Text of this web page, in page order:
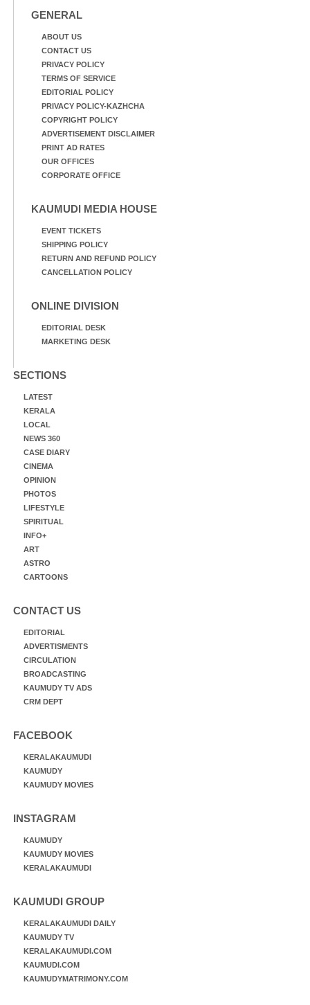
GENERAL
ABOUT US
CONTACT US
PRIVACY POLICY
TERMS OF SERVICE
EDITORIAL POLICY
PRIVACY POLICY-KAZHCHA
COPYRIGHT POLICY
ADVERTISEMENT DISCLAIMER
PRINT AD RATES
OUR OFFICES
CORPORATE OFFICE
KAUMUDI MEDIA HOUSE
EVENT TICKETS
SHIPPING POLICY
RETURN AND REFUND POLICY
CANCELLATION POLICY
ONLINE DIVISION
EDITORIAL DESK
MARKETING DESK
SECTIONS
LATEST
KERALA
LOCAL
NEWS 360
CASE DIARY
CINEMA
OPINION
PHOTOS
LIFESTYLE
SPIRITUAL
INFO+
ART
ASTRO
CARTOONS
CONTACT US
EDITORIAL
ADVERTISMENTS
CIRCULATION
BROADCASTING
KAUMUDY TV ADS
CRM DEPT
FACEBOOK
KERALAKAUMUDI
KAUMUDY
KAUMUDY MOVIES
INSTAGRAM
KAUMUDY
KAUMUDY MOVIES
KERALAKAUMUDI
KAUMUDI GROUP
KERALAKAUMUDI DAILY
KAUMUDY TV
KERALAKAUMUDI.COM
KAUMUDI.COM
KAUMUDYMATRIMONY.COM